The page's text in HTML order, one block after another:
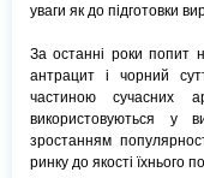
уваги як до підготовки
За останні роки попит
антрацит і чорний
частиною сучасних
використовуються у
зростанням
ринку до якості їхнього